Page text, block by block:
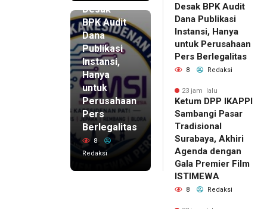
Desak
BPK Audit
Dana
Publikasi
Instansi,
Hanya
untuk
Perusahaan
Pers
Berlegalitas
8
Redaksi
Desak BPK Audit
Dana Publikasi
Instansi, Hanya
untuk Perusahaan
Pers Berlegalitas
8 Redaksi
23 jam lalu
Ketum DPP IKAPPI
Sambangi Pasar
Tradisional
Surabaya, Akhiri
Agenda dengan
Gala Premier Film
ISTIMEWA
8 Redaksi